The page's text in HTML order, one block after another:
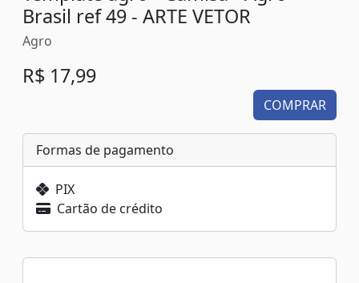
Brasil ref 49 - ARTE VETOR
Agro
R$ 17,99
COMPRAR
Formas de pagamento
PIX
Cartão de crédito